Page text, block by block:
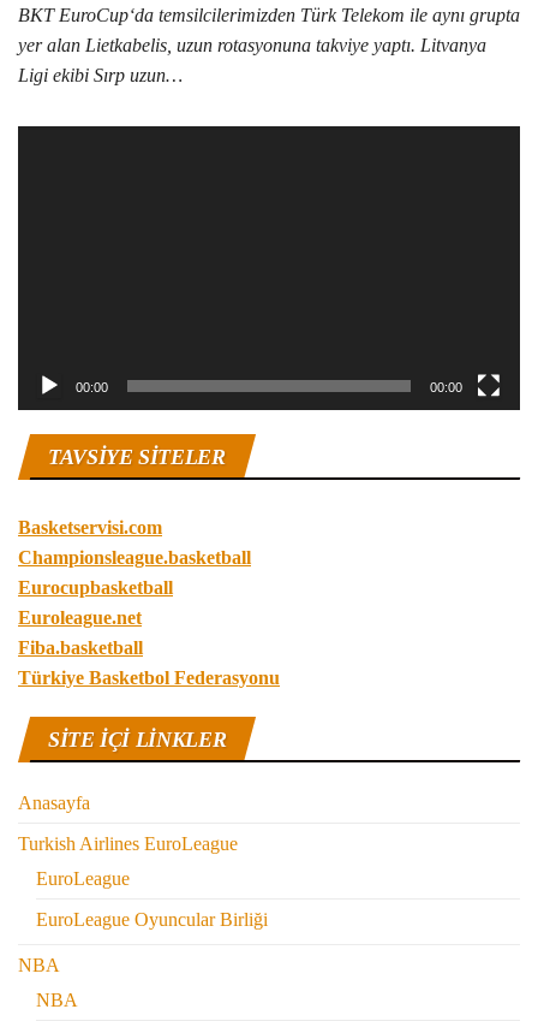
BKT EuroCup‘da temsilcilerimizden Türk Telekom ile aynı grupta
yer alan Lietkabelis, uzun rotasyonuna takviye yaptı. Litvanya
Ligi ekibi Sırp uzun…
00:00 00:00
TAVSIYE SITELER
Basketservisi.com
Championsleague.basketball
Eurocupbasketball
Euroleague.net
Fiba.basketball
Türkiye Basketbol Federasyonu
SITE IÇI LINKLER
Anasayfa
Turkish Airlines EuroLeague
EuroLeague
EuroLeague Oyuncular Birliği
NBA
NBA